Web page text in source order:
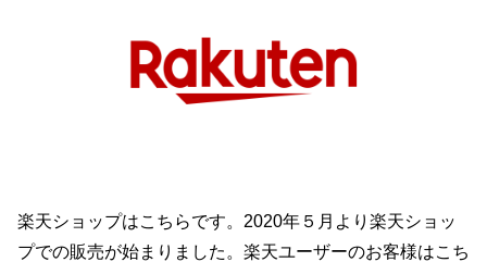
楽天ショップはこちらです。2020年５月より楽天ショッ
プでの販売が始まりました。楽天ユーザーのお客様はこち